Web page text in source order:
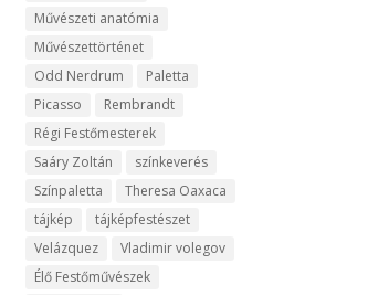
Művészeti anatómia
Művészettörténet
Odd Nerdrum
Paletta
Picasso
Rembrandt
Régi Festőmesterek
Saáry Zoltán
színkeverés
Színpaletta
Theresa Oaxaca
tájkép
tájképfestészet
Velázquez
Vladimir volegov
Élő Festőművészek